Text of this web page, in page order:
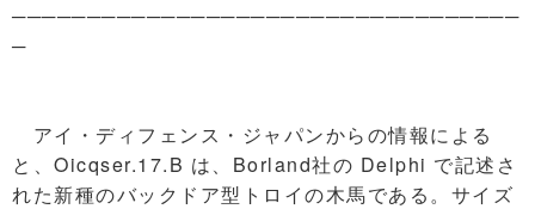
──────────────────────────────────
─
アイ・ディフェンス・ジャパンからの情報による
と、Oicqser.17.B は、Borland社の Delphi で記述さ
れた新種のバックドア型トロイの木馬である。サイズ